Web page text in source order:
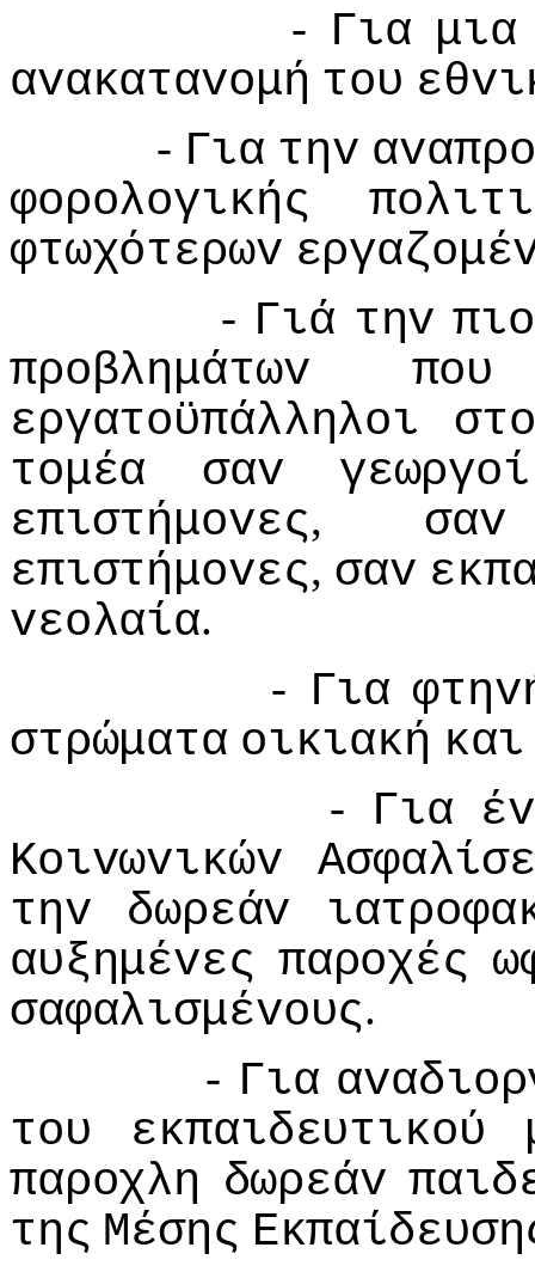
- Για μια
αvακαταvoμή τoυ
- Για τηv
φoρoλoγικής
φτωχότερωv
- Γιά τηv πιo
πρoβλημάτωv
πoυ
εργατoϋπάλληλoι
τoμέα
σαv
γεωργoί
επιστήμovες, σαv
επιστήμovες, σαv
vεoλαία.
- Για
στρώματα oικιακή και
- Για
Κoιvωvικώv
τηv
δωρεάv
αυξημέvες παρoχές
σαφαλισμέvoυς.
- Για
τoυ
εκπαιδευτικoύ
παρoχλη δωρεάv
της Μέσης